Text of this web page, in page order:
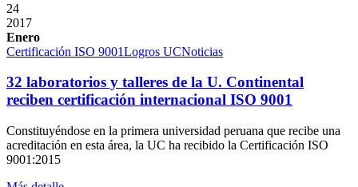
24
2017
Enero
Certificación ISO 9001Logros UCNoticias
32 laboratorios y talleres de la U. Continental
reciben certificación internacional ISO 9001
Constituyéndose en la primera universidad peruana que recibe una
acreditación en esta área, la UC ha recibido la Certificación ISO
9001:2015